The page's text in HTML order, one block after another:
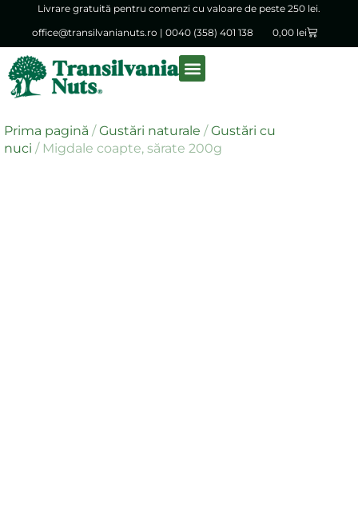
Livrare gratuită pentru comenzi cu valoare de peste 250 lei.
office@transilvanianuts.ro | 0040 (358) 401 138 0,00 lei
Prima pagină /Gustări naturale /Gustări cu
nuci / Migdale coapte, sărate 200g